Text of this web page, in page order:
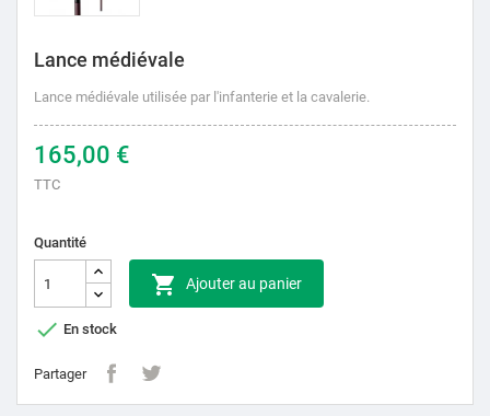
Lance médiévale
Lance médiévale utilisée par l'infanterie et la cavalerie.
165,00 €
TTC
Quantité
 Ajouter au panier
 En stock
Partager